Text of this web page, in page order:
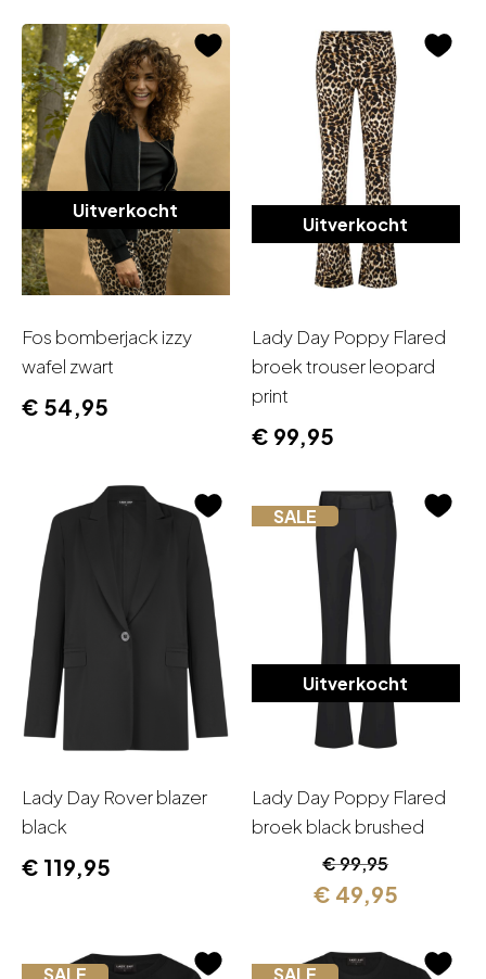
€ 59,95.
€ 29,95.
Uitverkocht
Fos bomberjack izzy
wafel zwart
€ 54,95
Uitverkocht
Lady Day Poppy Flared
broek trouser leopard
print
€ 99,95
Lady Day Rover blazer
black
€ 119,95
Uitverkocht
SALE
Lady Day Poppy Flared
broek black brushed
€99,95
prijs
€ 49,95
Huidige
prijs
SALE SALE